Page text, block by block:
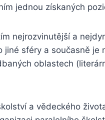
jednou získaných
nejrozvinutější a
jiné sféry a současně
oblastech
a vědeckého